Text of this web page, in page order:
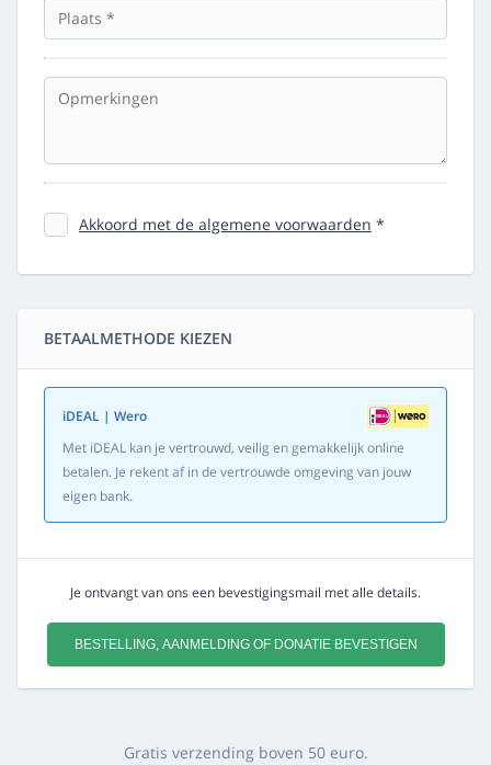
Akkoord met de algemene voorwaarden *
BETAALMETHODE KIEZEN
iDEAL | Wero
Met iDEAL kan je vertrouwd, veilig en gemakkelijk online
betalen. Je rekent af in de vertrouwde omgeving van jouw
eigen bank.
Je ontvangt van ons een bevestigingsmail met alle details.
BESTELLING, AANMELDING OF DONATIE BEVESTIGEN
Gratis verzending boven 50 euro.